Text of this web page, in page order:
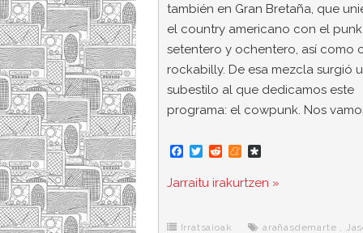
también en Gran Bretaña, que
el country americano con el punk
setentero y ochentero, así como
rockabilly. De esa mezcla surgió
subestilo al que dedicamos este
programa: el cowpunk. Nos
F
c
e
o
T
i
t
r
R
d
d
M
n
e
e
a
s
r
Jarraitu irakurtzen »
Irratsaioak arañasdemarte